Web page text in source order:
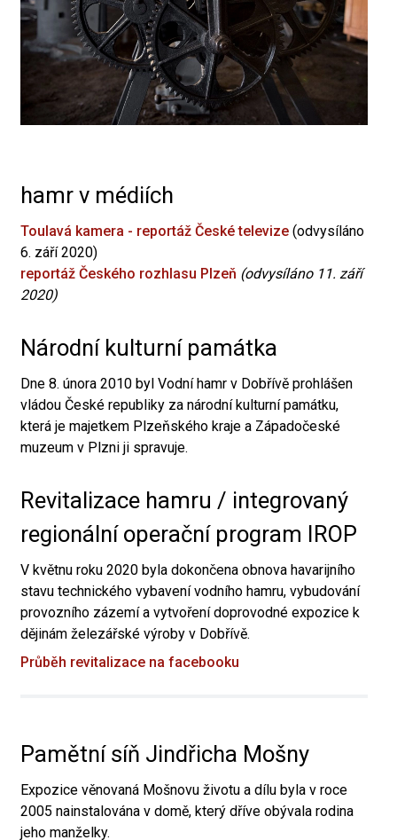
hamr v médiích
Toulavá kamera - reportáž České televize (odvysíláno
6. září 2020)
reportáž Českého rozhlasu Plzeň (odvysíláno 11. září
2020)
Národní kulturní památka
Dne 8. února 2010 byl Vodní hamr v Dobřívě prohlášen
vládou České republiky za národní kulturní památku,
která je majetkem Plzeňského kraje a Západočeské
muzeum v Plzni ji spravuje.
Revitalizace hamru / integrovaný
regionální operační program IROP
V květnu roku 2020 byla dokončena obnova havarijního
stavu technického vybavení vodního hamru, vybudování
provozního zázemí a vytvoření doprovodné expozice k
dějinám železářské výroby v Dobřívě.
Průběh revitalizace na facebooku
Pamětní síň Jindřicha Mošny
Expozice věnovaná Mošnovu životu a dílu byla v roce
2005 nainstalována v domě, který dříve obývala rodina
jeho manželky.